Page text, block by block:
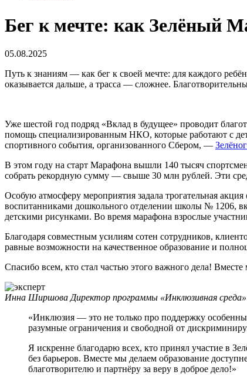
Бег к мечте: как Зелёный
05.08.2025
Путь к знаниям — как бег к своей мечте: для каждого
оказывается дальше, а трасса — сложнее.
Уже шестой год подряд «Вклад в будущее» проводит
помощь специализированным НКО, которые работают с
спортивного события, организованного Сбером, —
В этом году на старт Марафона вышли 140 тысяч
собрать рекордную сумму — свыше 30 млн рублей. Эти
Особую атмосферу мероприятия задала трогательная
воспитанниками дошкольного отделении школы № 1206,
детскими рисунками. Во время марафона взрослые
Благодаря совместным усилиям сотен сотрудников,
равные возможности на качественное образование и
Спасибо всем, кто стал частью этого важного дела!
Инна ШиршоваДиректор программы «Инклюзивная
«Инклюзия — это не только про поддержку
разумные ограничения и свободной от
Я искренне благодарю всех, кто принял участие в
без барьеров. Вместе мы делаем образование
благотворителю и партнёру за веру в доброе дело!»